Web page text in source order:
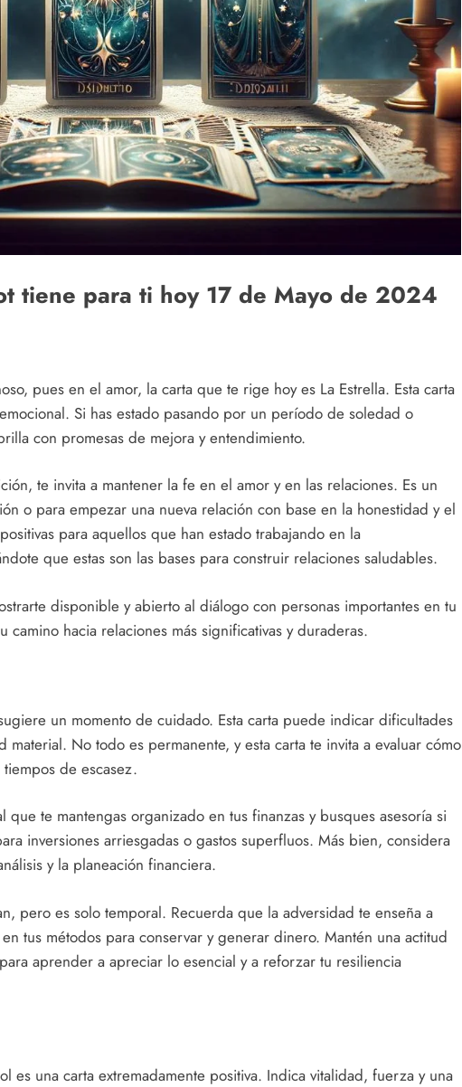
tiene para ti hoy 17 de Mayo de 2024
pues en el amor, la carta que te rige hoy es La Estrella. Esta carta
Si has estado pasando por un período de soledad o
con promesas de mejora y entendimiento.
te invita a mantener la fe en el amor y en las relaciones. Es un
o para empezar una nueva relación con base en la honestidad y el
para aquellos que han estado trabajando en la
que estas son las bases para construir relaciones saludables.
disponible y abierto al diálogo con personas importantes en tu
camino hacia relaciones más significativas y duraderas.
un momento de cuidado. Esta carta puede indicar dificultades
No todo es permanente, y esta carta te invita a evaluar cómo
de escasez.
que te mantengas organizado en tus finanzas y busques asesoría si
inversiones arriesgadas o gastos superfluos. Más bien, considera
y la planeación financiera.
pero es solo temporal. Recuerda que la adversidad te enseña a
tus métodos para conservar y generar dinero. Mantén una actitud
aprender a apreciar lo esencial y a reforzar tu resiliencia
es una carta extremadamente positiva. Indica vitalidad, fuerza y una